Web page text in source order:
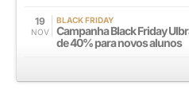
19
NOV
BLACK FRIDAY
Campanha Black Friday
de 40% para novos alunos